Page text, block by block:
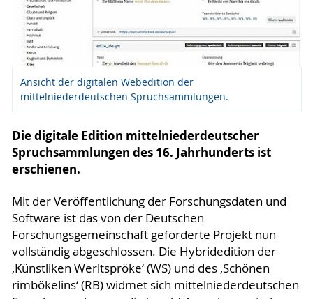
Ansicht der digitalen Webedition der
mittelniederdeutschen Spruchsammlungen.
Die digitale Edition mittelniederdeutscher
Spruchsammlungen des 16. Jahrhunderts ist
erschienen.
Mit der Veröffentlichung der Forschungsdaten und
Software ist das von der Deutschen
Forschungsgemeinschaft geförderte Projekt nun
vollständig abgeschlossen. Die Hybridedition der
‚Künstliken Werltspröke‘ (WS) und des ‚Schönen
rimbökelins‘ (RB) widmet sich mittelniederdeutschen